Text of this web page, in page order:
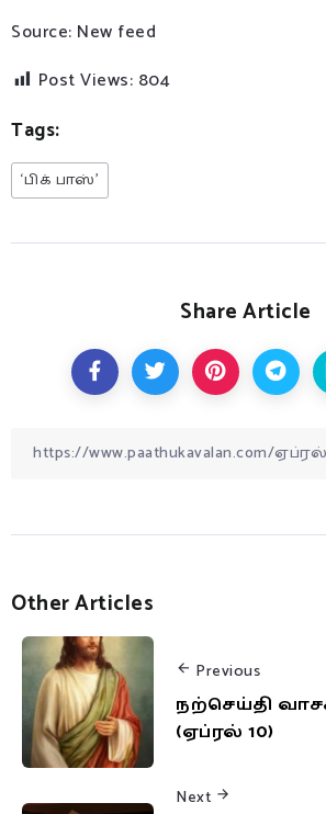
Source: New feed
Post Views: 804
Tags:
‘பிக் பாஸ்’
Share Article
Other Articles
Previous
நற்செய்தி
(ஏப்ரல் 10)
Next